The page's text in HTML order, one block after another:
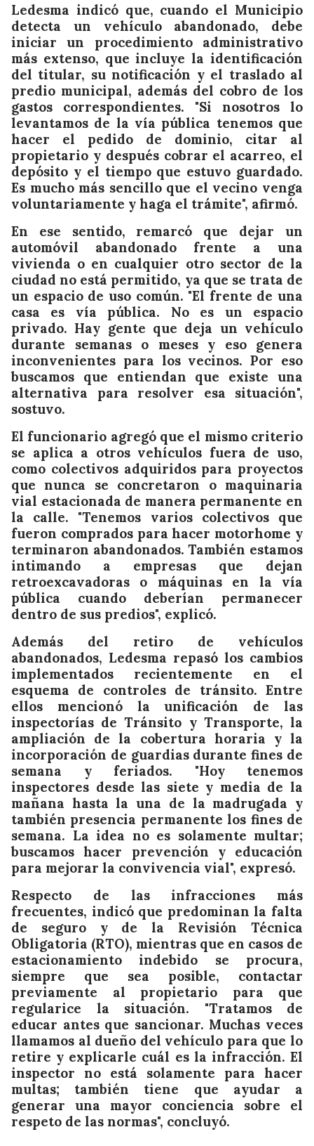
Ledesma indicó que, cuando el Municipio
detecta un vehículo abandonado, debe
iniciar un procedimiento administrativo
más extenso, que incluye la identificación
del titular, su notificación y el traslado al
predio municipal, además del cobro de los
gastos correspondientes. "Si nosotros lo
levantamos de la vía pública tenemos que
hacer el pedido de dominio, citar al
propietario y después cobrar el acarreo, el
depósito y el tiempo que estuvo guardado.
Es mucho más sencillo que el vecino venga
voluntariamente y haga el trámite", afirmó.
En ese sentido, remarcó que dejar un
automóvil abandonado frente a una
vivienda o en cualquier otro sector de la
ciudad no está permitido, ya que se trata de
un espacio de uso común. "El frente de una
casa es vía pública. No es un espacio
privado. Hay gente que deja un vehículo
durante semanas o meses y eso genera
inconvenientes para los vecinos. Por eso
buscamos que entiendan que existe una
alternativa para resolver esa situación",
sostuvo.
El funcionario agregó que el mismo criterio
se aplica a otros vehículos fuera de uso,
como colectivos adquiridos para proyectos
que nunca se concretaron o maquinaria
vial estacionada de manera permanente en
la calle. "Tenemos varios colectivos que
fueron comprados para hacer motorhome y
terminaron abandonados. También estamos
intimando a empresas que dejan
retroexcavadoras o máquinas en la vía
pública cuando deberían permanecer
dentro de sus predios", explicó.
Además del retiro de vehículos
abandonados, Ledesma repasó los cambios
implementados recientemente en el
esquema de controles de tránsito. Entre
ellos mencionó la unificación de las
inspectorías de Tránsito y Transporte, la
ampliación de la cobertura horaria y la
incorporación de guardias durante fines de
semana y feriados. "Hoy tenemos
inspectores desde las siete y media de la
mañana hasta la una de la madrugada y
también presencia permanente los fines de
semana. La idea no es solamente multar;
buscamos hacer prevención y educación
para mejorar la convivencia vial", expresó.
Respecto de las infracciones más
frecuentes, indicó que predominan la falta
de seguro y de la Revisión Técnica
Obligatoria (RTO), mientras que en casos de
estacionamiento indebido se procura,
siempre que sea posible, contactar
previamente al propietario para que
regularice la situación. "Tratamos de
educar antes que sancionar. Muchas veces
llamamos al dueño del vehículo para que lo
retire y explicarle cuál es la infracción. El
inspector no está solamente para hacer
multas; también tiene que ayudar a
generar una mayor conciencia sobre el
respeto de las normas", concluyó.